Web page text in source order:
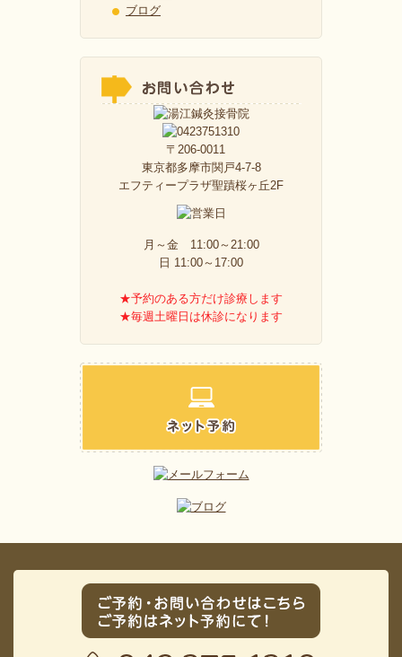
ブログ
〒206-0011
東京都多摩市関戸4-7-8
エフティープラザ聖蹟桜ヶ丘2F
月～金 11:00～21:00
日 11:00～17:00
★予約のある方だけ診療します
★毎週土曜日は休診になります